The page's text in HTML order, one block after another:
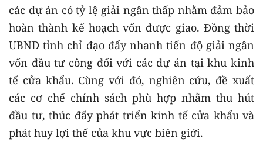
các dự án có tỷ lệ giải ngân thấp nhằm đảm bảo
hoàn thành kế hoạch vốn được giao. Đồng thời
UBND tỉnh chỉ đạo đẩy nhanh tiến độ giải ngân
vốn đầu tư công đối với các dự án tại khu kinh
tế cửa khẩu. Cùng với đó, nghiên cứu, đề xuất
các cơ chế chính sách phù hợp nhằm thu hút
đầu tư, thúc đẩy phát triển kinh tế cửa khẩu và
phát huy lợi thế của khu vực biên giới.